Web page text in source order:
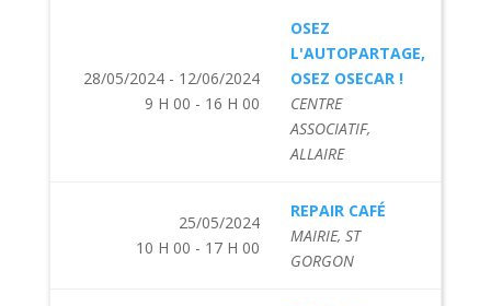
28/05/2024 - 12/06/2024
9 H 00 - 16 H 00
OSEZ
L'AUTOPARTAGE,
OSEZ OSECAR !
CENTRE
ASSOCIATIF,
ALLAIRE
25/05/2024
10 H 00 - 17 H 00
REPAIR CAFÉ
MAIRIE, ST
GORGON